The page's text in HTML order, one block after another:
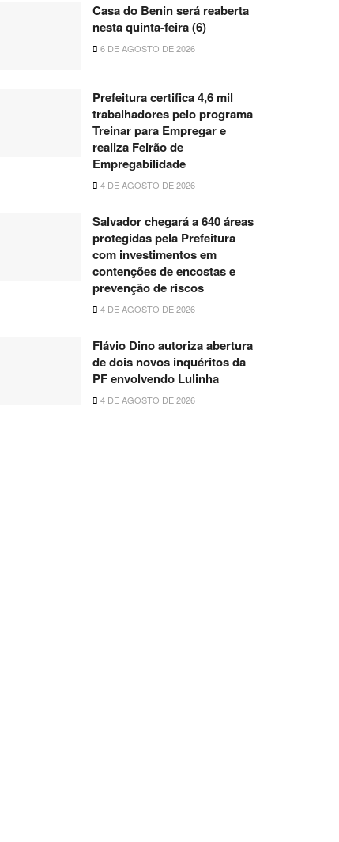
Casa do Benin será reaberta
nesta quinta-feira (6)
6 DE AGOSTO DE 2026
Prefeitura certifica 4,6 mil
trabalhadores pelo programa
Treinar para Empregar e
realiza Feirão de
Empregabilidade
4 DE AGOSTO DE 2026
Salvador chegará a 640 áreas
protegidas pela Prefeitura
com investimentos em
contenções de encostas e
prevenção de riscos
4 DE AGOSTO DE 2026
Flávio Dino autoriza abertura
de dois novos inquéritos da
PF envolvendo Lulinha
4 DE AGOSTO DE 2026